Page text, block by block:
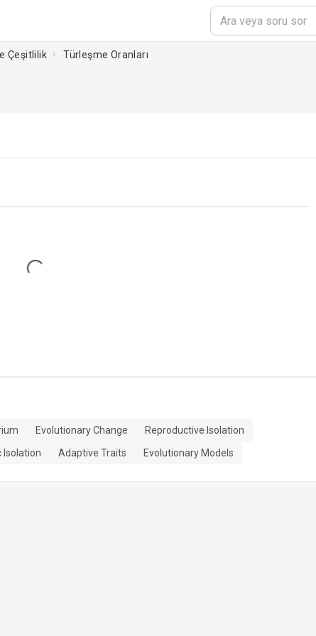
Çeşitlilik Türleşme Oranları
Loading...
Evolutionary Change
Reproductive Isolation
Isolation Adaptive Traits Evolutionary Models